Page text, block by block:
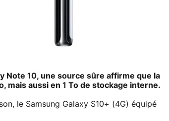
Note 10, une source sûre affirme que la
mais aussi en 1 To de stockage interne.
le Samsung Galaxy S10+ (4G) équipé